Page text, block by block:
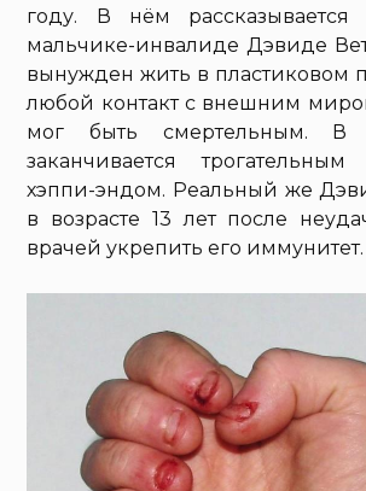
году. В нём
мальчике-инвалиде Дэвиде
вынужден жить в пластиковом
любой контакт с внешним
мог быть смертельным. В
заканчивается
хэппи-эндом. Реальный же
в возрасте 13 лет после
врачей укрепить его иммунитет.